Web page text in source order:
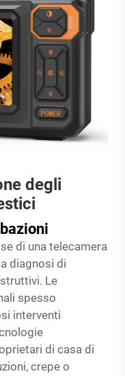
degli
di una telecamera
diagnosi di
Le
spesso
interventi
di casa di
crepe o